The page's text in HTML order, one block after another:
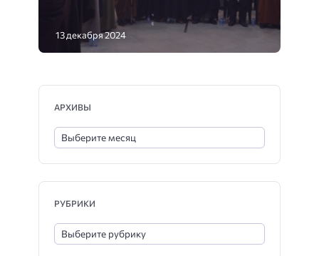
13 декабря 2024
АРХИВЫ
РУБРИКИ